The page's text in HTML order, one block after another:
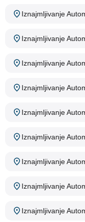
Iznajmljivanje
Iznajmljivanje
Iznajmljivanje
Iznajmljivanje
Iznajmljivanje
Iznajmljivanje
Iznajmljivanje
Iznajmljivanje
Iznajmljivanje